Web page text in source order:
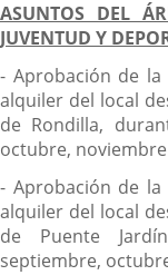
ASUNTOS DEL
JUVENTUD Y
- Aprobación de la
alquiler del local
de Rondilla,
octubre,
- Aprobación de la
alquiler del local
de Puente
septiembre,